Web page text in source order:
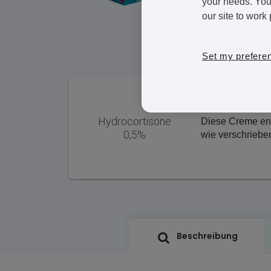
Hydrocortisone
0,5%
Diese Creme
wie
Beschreibung
our site to work
Set my